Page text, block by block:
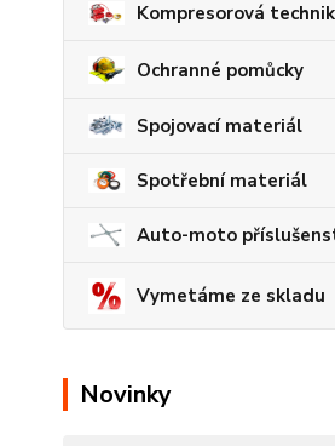
Kompresorová
Ochranné pomůcky
Spojovací materiál
Spotřební materiál
Auto-moto
Vymetáme ze skladu
Novinky